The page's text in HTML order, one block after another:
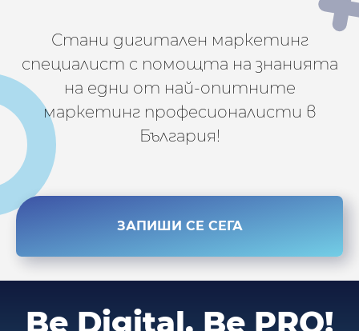
Стани дигитален маркетинг
специалист с помощта на знанията
на едни от най-опитните
маркетинг професионалисти в
България!
ЗАПИШИ СЕ СЕГА
Be Digital. Be PRO!